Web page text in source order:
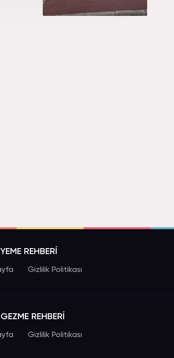
YEME REHBERİ
Gizlilik Politikası
GEZME REHBERİ
Gizlilik Politikası